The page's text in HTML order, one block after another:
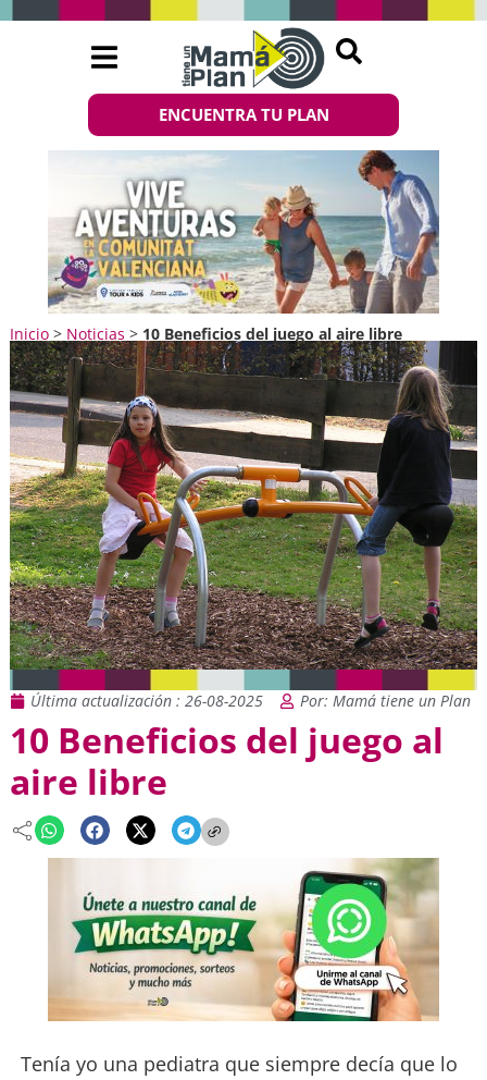
ENCUENTRA TU PLAN
Inicio> Noticias > 10 Beneficios del juego al aire libre
Última actualización : 26-08-2025 Por: Mamá tiene un Plan
10 Beneficios del juego al
aire libre
Tenía yo una pediatra que siempre decía que lo